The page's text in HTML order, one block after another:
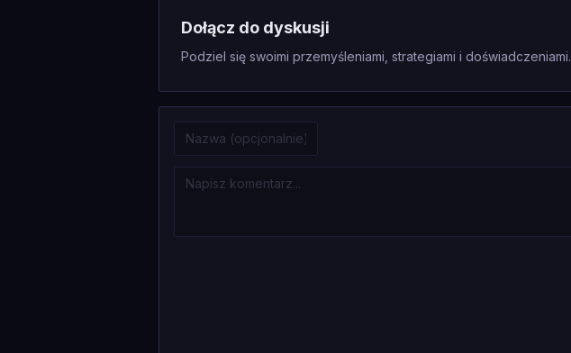
Dołącz do dyskusji
Podziel się swoimi przemyśleniami, strategiami i doświadczeniami.